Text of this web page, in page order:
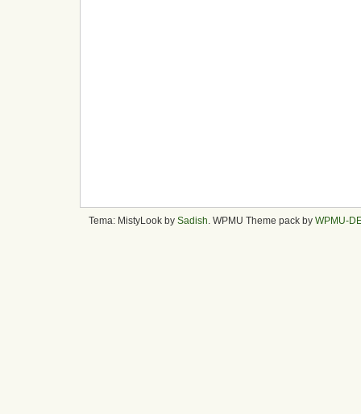
Tema: MistyLook by Sadish . WPMU Theme pack by WPMU-